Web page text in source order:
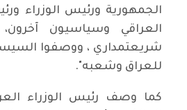
الجمهورية ورئيس الوزراء
العراقي وسياسيون
شريعتمداري ، ووصفوا
للعراق وشعبه".
كما وصف رئيس الوزراء